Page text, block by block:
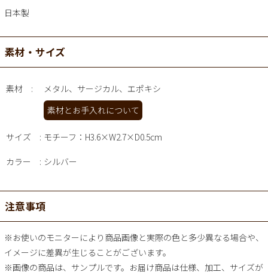
日本製
素材・サイズ
素材
メタル、サージカル、エポキシ
素材とお手入れについて
サイズ モチーフ：H3.6×W2.7×D0.5cm
カラー シルバー
注意事項
※お使いのモニターにより商品画像と実際の色と多少異なる場合や、
イメージに差異が生じることがございます。
※画像の商品は、サンプルです。お届け商品は仕様、加工、サイズが